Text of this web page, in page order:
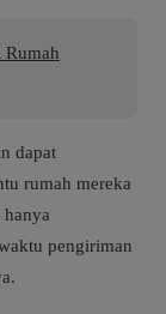
dapat
rumah mereka
pengiriman